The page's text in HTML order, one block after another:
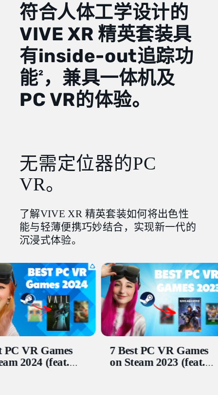
符合人体工学设计的
VIVE XR 精英套装具
有inside-out追踪功
能2 ，兼具一体机及
PC VR的体验。
无需定位器的PC
VR。
了解VIVE XR 精英套装如何将出色性
能与轻薄便携巧妙结合，实现新一代的
沉浸式体验。
Games
(feat.
7 Best PC VR Games
on Steam 2023 (feat.